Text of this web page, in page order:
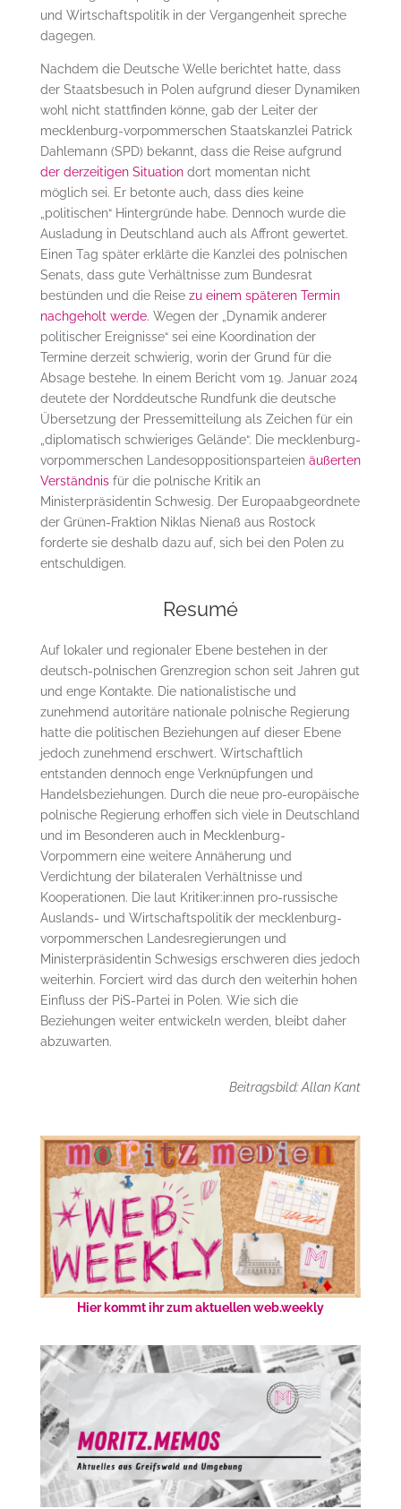
und Wirtschaftspolitik in der Vergangenheit spreche
dagegen.
Nachdem die Deutsche Welle berichtet hatte, dass
der Staatsbesuch in Polen aufgrund dieser Dynamiken
wohl nicht stattfinden könne, gab der Leiter der
mecklenburg-vorpommerschen Staatskanzlei Patrick
Dahlemann (SPD) bekannt, dass die Reise aufgrund
der derzeitigen Situationdort momentan nicht
möglich sei. Er betonte auch, dass dies keine
„politischen“ Hintergründe habe. Dennoch wurde die
Ausladung in Deutschland auch als Affront gewertet.
Einen Tag später erklärte die Kanzlei des polnischen
Senats, dass gute Verhältnisse zum Bundesrat
bestünden und die Reise zu einem späteren Termin
nachgeholt werde. Wegen der „Dynamik anderer
politischer Ereignisse“ sei eine Koordination der
Termine derzeit schwierig, worin der Grund für die
Absage bestehe. In einem Bericht vom 19. Januar 2024
deutete der Norddeutsche Rundfunk die deutsche
Übersetzung der Pressemitteilung als Zeichen für ein
„diplomatisch schwieriges Gelände“. Die mecklenburg-
vorpommerschen Landesoppositionsparteien äußerten
Verständnisfür die polnische Kritik an
Ministerpräsidentin Schwesig. Der Europaabgeordnete
der Grünen-Fraktion Niklas Nienaß aus Rostock
forderte sie deshalb dazu auf, sich bei den Polen zu
entschuldigen.
Resumé
Auf lokaler und regionaler Ebene bestehen in der
deutsch-polnischen Grenzregion schon seit Jahren gut
und enge Kontakte. Die nationalistische und
zunehmend autoritäre nationale polnische Regierung
hatte die politischen Beziehungen auf dieser Ebene
jedoch zunehmend erschwert. Wirtschaftlich
entstanden dennoch enge Verknüpfungen und
Handelsbeziehungen. Durch die neue pro-europäische
polnische Regierung erhoffen sich viele in Deutschland
und im Besonderen auch in Mecklenburg-
Vorpommern eine weitere Annäherung und
Verdichtung der bilateralen Verhältnisse und
Kooperationen. Die laut Kritiker:innen pro-russische
Auslands- und Wirtschaftspolitik der mecklenburg-
vorpommerschen Landesregierungen und
Ministerpräsidentin Schwesigs erschweren dies jedoch
weiterhin. Forciert wird das durch den weiterhin hohen
Einfluss der PiS-Partei in Polen. Wie sich die
Beziehungen weiter entwickeln werden, bleibt daher
abzuwarten.
Beitragsbild: Allan Kant
Hier kommt ihr zum aktuellen web.weekly